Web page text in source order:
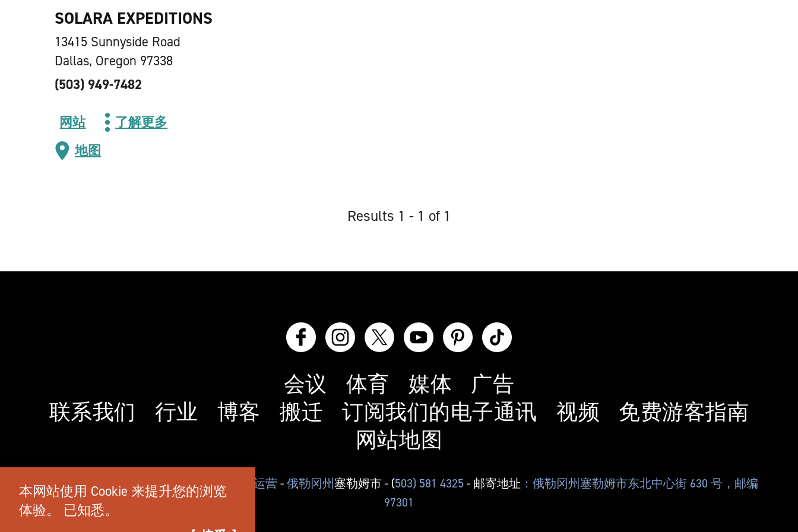
SOLARA EXPEDITIONS
13415 Sunnyside Road
Dallas, Oregon 97338
(503) 949-7482
网站
了解更多
地图
Results 1 - 1 of 1
会议 体育 媒体
广告
联系我们
行业 博客 搬迁 订阅我们的电子通讯 视频
免费游客指南
网站地图
© 2026 TravelSalem.com 由 Travel Salem 运营 -俄勒冈州塞勒姆市- (503) 581 4325 - 邮寄地址 ：俄勒冈州塞勒姆市东北中心街 630 号，邮编
97301
本网站使用 Cookie 来提升您的浏览
体验。 已知悉。